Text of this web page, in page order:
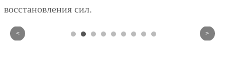
восстановления сил.
< >